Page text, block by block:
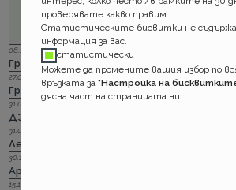
06.12.2023 г.
Групама: Ски и сноуборд безплатно при
27.04.2023 г.
Групама: За каското
31.03.2023 г.
ДЗИ: Отличници в ликвидацията по каско
31.03.2023 г.
Лев Инс: Още месец на промоция по каско
30.11.2022 г.
Армеец: И асистанс за България по каско
15.11.2022 г.
проверявате какво правим.
Статистическите бисвитки не
информация за вас.
статистически
Можете да промените вашия избор по
връзката за "Настройка на
дясна част на страницата ни